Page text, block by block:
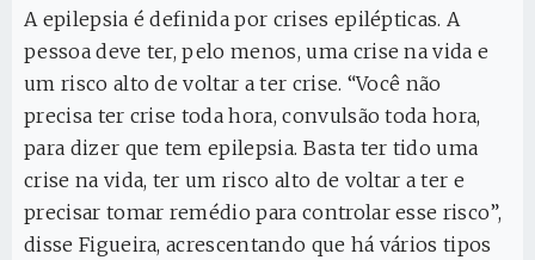
A epilepsia é definida por crises epilépticas. A
pessoa deve ter, pelo menos, uma crise na vida e
um risco alto de voltar a ter crise. “Você não
precisa ter crise toda hora, convulsão toda hora,
para dizer que tem epilepsia. Basta ter tido uma
crise na vida, ter um risco alto de voltar a ter e
precisar tomar remédio para controlar esse risco”,
disse Figueira, acrescentando que há vários tipos